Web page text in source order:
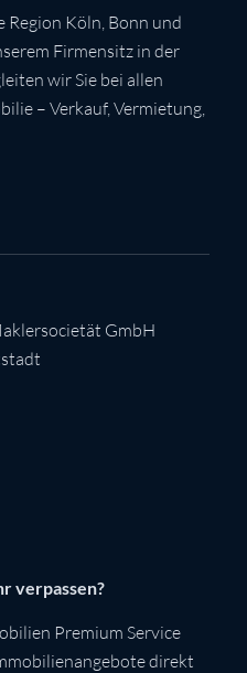
Köln, Bonn und
Firmensitz in der
wir Sie bei allen
– Verkauf, Vermietung,
GmbH
verpassen?
Premium Service
direkt